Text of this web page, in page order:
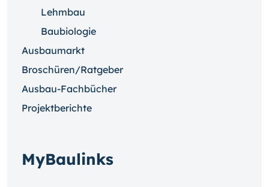
Lehmbau
Baubiologie
Ausbaumarkt
Broschüren/Ratgeber
Ausbau-Fachbücher
Projektberichte
MyBaulinks